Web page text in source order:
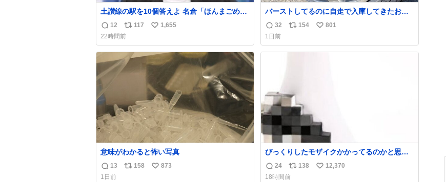
土讃線の駅を10個答えよ 名倉「ほんまごめ
ん、」 ↑正解（御免駅）
返
信
数
12
リ
ポ
ス
ト
数
117
い
ね
数
1,655
22時間前
バーストしてるのに自走で入庫してきたお客
さん バーストしたならその場で動かないで助
け呼んで下さい😰 保険にロードサービス付い
てて金銭負担も無いんですから これで走る
と、壊さなくていい所まで壊しちゃいますか
返
信
数
32
リ
ス
154
い
ね
801
1日前
意味がわかると怖い写真
返
13
リ
158
い
873
1日前
びっくりしたモザイクかかってるのかと思っ
た
返
24
リ
138
い
12,370
18時間前